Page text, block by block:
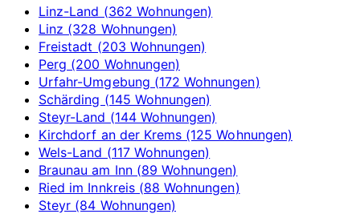
Linz-Land (362 Wohnungen)
Linz (328 Wohnungen)
Freistadt (203 Wohnungen)
Perg (200 Wohnungen)
Urfahr-Umgebung (172 Wohnungen)
Schärding (145 Wohnungen)
Steyr-Land (144 Wohnungen)
Kirchdorf an der Krems (125 Wohnungen)
Wels-Land (117 Wohnungen)
Braunau am Inn (89 Wohnungen)
Ried im Innkreis (88 Wohnungen)
Steyr (84 Wohnungen)